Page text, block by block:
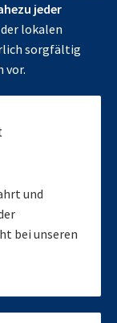
jeder
der lokalen
sorgfältig
vor.
und
bei unseren